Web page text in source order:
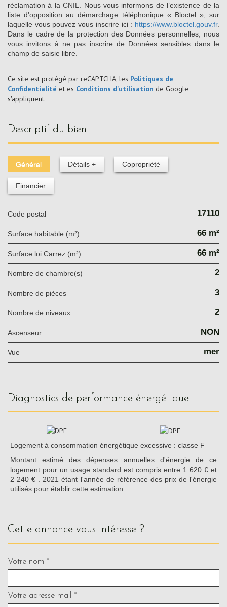
réclamation à la CNIL. Nous vous informons de l’existence de la
liste d'opposition au démarchage téléphonique « Bloctel », sur
laquelle vous pouvez vous inscrire ici : https://www.bloctel.gouv.fr.
Dans le cadre de la protection des Données personnelles, nous
vous invitons à ne pas inscrire de Données sensibles dans le
champ de saisie libre.
Ce site est protégé par reCAPTCHA, les Politiques de
Confidentialité et es Conditions d'utilisation de Google
s'appliquent.
descriptif du bien
Général Détails + Copropriété
Financier
Code postal 17110
Surface habitable (m²) 66 m²
Surface loi Carrez (m²) 66 m²
Nombre de chambre(s) 2
Nombre de pièces 3
Nombre de niveaux 2
Ascenseur NON
Vue mer
diagnostics de performance énergétique
Logement à consommation énergétique excessive : classe F
Montant estimé des dépenses annuelles d'énergie de ce
logement pour un usage standard est compris entre 1 620 € et
2 240 € . 2021 étant l'année de référence des prix de l'énergie
utilisés pour établir cette estimation.
cette annonce vous intéresse ?
Votre nom *
Votre adresse mail *